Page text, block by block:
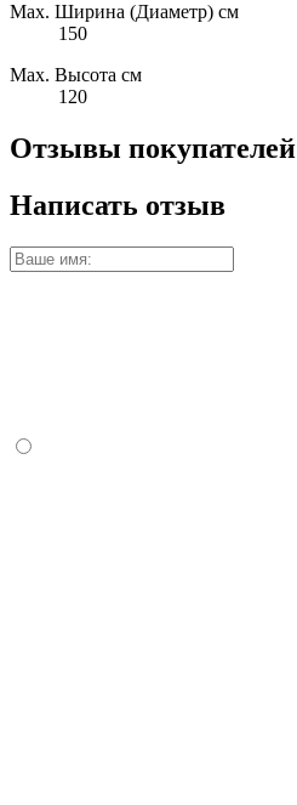
Max. Ширина (Диаметр) см
150
Max. Высота см
120
Отзывы покупателей
Написать отзыв